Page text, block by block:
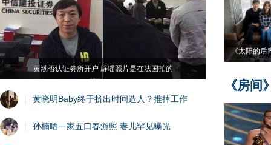
黄渤否认证劵所开户 辟谣照片是在法国拍的
| 黄晓明Baby终于挤出时间造人？推掉工作
| 孙楠晒一家五口春游照 妻儿罕见曝光
《太阳的后
《房